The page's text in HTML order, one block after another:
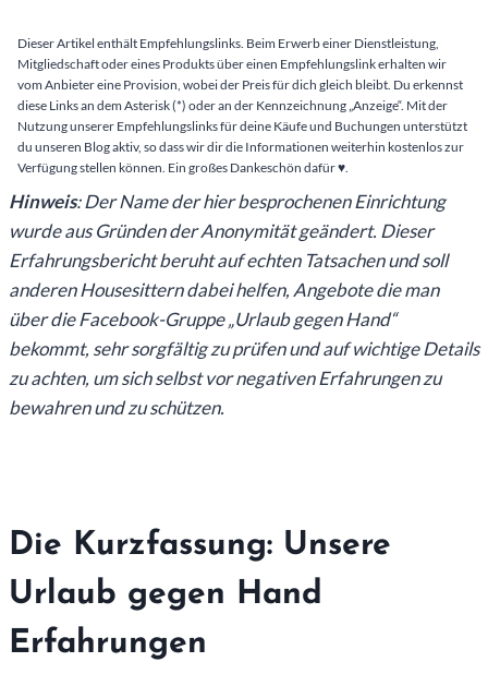
Dieser Artikel enthält Empfehlungslinks. Beim Erwerb einer Dienstleistung,
Mitgliedschaft oder eines Produkts über einen Empfehlungslink erhalten wir
vom Anbieter eine Provision, wobei der Preis für dich gleich bleibt. Du erkennst
diese Links an dem Asterisk (*) oder an der Kennzeichnung „Anzeige“. Mit der
Nutzung unserer Empfehlungslinks für deine Käufe und Buchungen unterstützt
du unseren Blog aktiv, so dass wir dir die Informationen weiterhin kostenlos zur
Verfügung stellen können. Ein großes Dankeschön dafür ♥️.
Hinweis: Der Name der hier besprochenen Einrichtung
wurde aus Gründen der Anonymität geändert. Dieser
Erfahrungsbericht beruht auf echten Tatsachen und soll
anderen Housesittern dabei helfen, Angebote die man
über die Facebook-Gruppe „Urlaub gegen Hand“
bekommt, sehr sorgfältig zu prüfen und auf wichtige Details
zu achten, um sich selbst vor negativen Erfahrungen zu
bewahren und zu schützen.
Die Kurzfassung: Unsere
Urlaub gegen Hand
Erfahrungen